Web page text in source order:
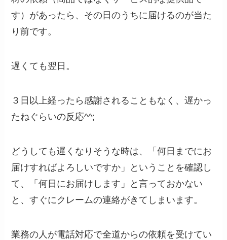
す）があったら、その日のうちに届けるのが当た
り前です。
遅くても翌日。
３日以上経ったら感謝されることもなく、遅かっ
たねぐらいの反応^^;
どうしても遅くなりそうな時は、「何日までにお
届けすればよろしいですか」ということを確認し
て、「何日にお届けします」と言っておかない
と、すぐにクレームの連絡がきてしまいます。
業務の人が電話対応で全道からの依頼を受けてい